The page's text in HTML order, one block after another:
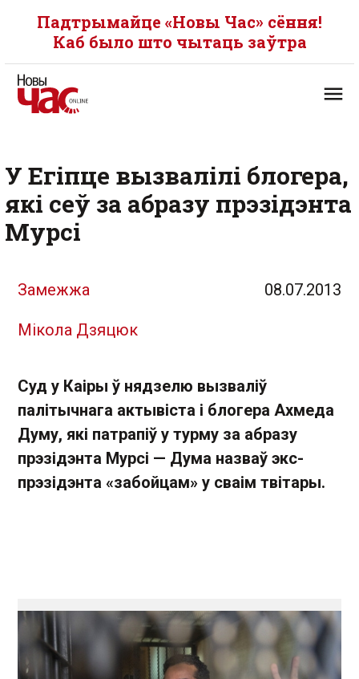
Падтрымайце «Новы Час» сёння!
Каб было што чытаць заўтра
У Егіпце вызвалілі блогера,
які сеў за абразу прэзідэнта
Мурсі
Замежжа 08.07.2013
Мікола Дзяцюк
Суд у Каіры ў нядзелю вызваліў
палітычнага актывіста і блогера Ахмеда
Думу, які патрапіў у турму за абразу
прэзідэнта Мурсі — Дума назваў экс-
прэзідэнта «забойцам» у сваім твітары.